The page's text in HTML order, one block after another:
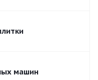
машин